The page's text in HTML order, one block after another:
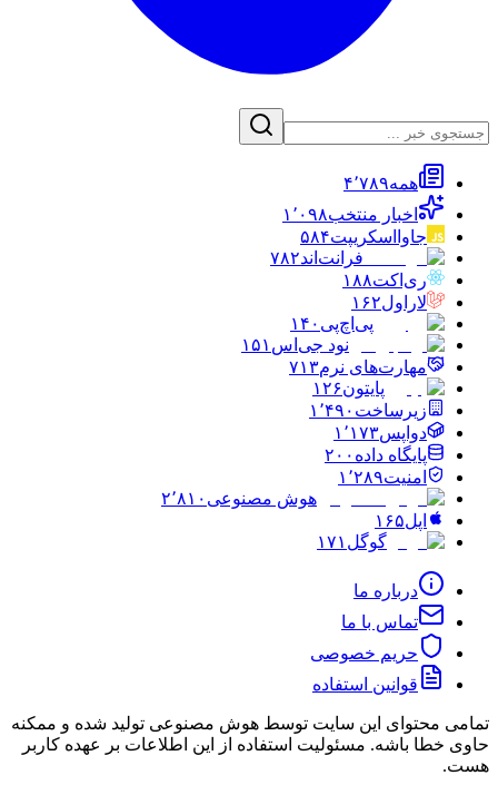
همه۴٬۷۸۹
اخبار منتخب۱٬۰۹۸
جاوااسکریپت۵۸۴
فرانت‌اند۷۸۲
ری‌اکت۱۸۸
لاراول۱۶۲
پی‌اچ‌پی ۱۴۰
نود جی‌اس ۱۵۱
مهارت‌های نرم۷۱۳
پایتون۱۲۶
زیرساخت ۱٬۴۹۰
دواپس۱٬۱۷۳
پایگاه داده ۲۰۰
امنیت۱٬۲۸۹
هوش مصنوعی ۲٬۸۱۰
اپل۱۶۵
گوگل ۱۷۱
درباره ما
تماس با ما
حریم خصوصی
قوانین استفاده
تمامی محتوای این سایت توسط هوش مصنوعی تولید شده و ممکنه
حاوی خطا باشه. مسئولیت استفاده از این اطلاعات بر عهده کاربر
هست.